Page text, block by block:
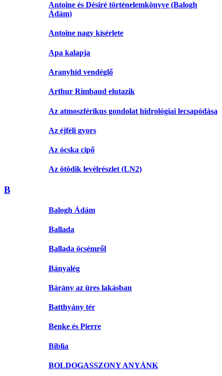
Antoine és Désiré történelemkönyve (Balogh
Ádám)
Antoine nagy kísérlete
Apa kalapja
Aranyhíd vendéglő
Arthur Rimbaud elutazik
Az atmoszférikus gondolat hidrológiai lecsapódása
Az éjféli gyors
Az ócska cipő
Az ötödik levélrészlet (LN2)
B
Balogh Ádám
Ballada
Ballada öcsémről
Bányalég
Bárány az üres lakásban
Batthyány tér
Benke és Pierre
Biblia
BOLDOGASSZONY ANYÁNK